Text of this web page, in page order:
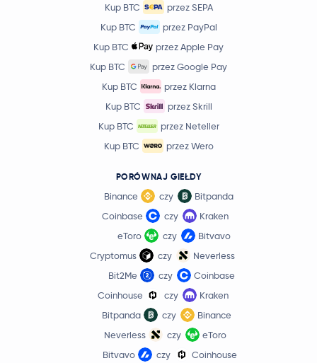
Kup BTC
przez SEPA
Kup BTC
przez PayPal
Kup BTC
przez Apple Pay
Kup BTC
przez Google Pay
Kup BTC
przez Klarna
Kup BTC
przez Skrill
Kup BTC
przez Neteller
Kup BTC
przez Wero
PORÓWNAJ GIEŁDY
Binance czy
Bitpanda
Coinbase
czy
Kraken
eToro
czy
Bitvavo
Cryptomus
czy
Neverless
Bit2Me
czy
Coinbase
Coinhouse
czy
Kraken
Bitpanda
czy
Binance
Neverless
czy
eToro
Bitvavo
czy Coinhouse